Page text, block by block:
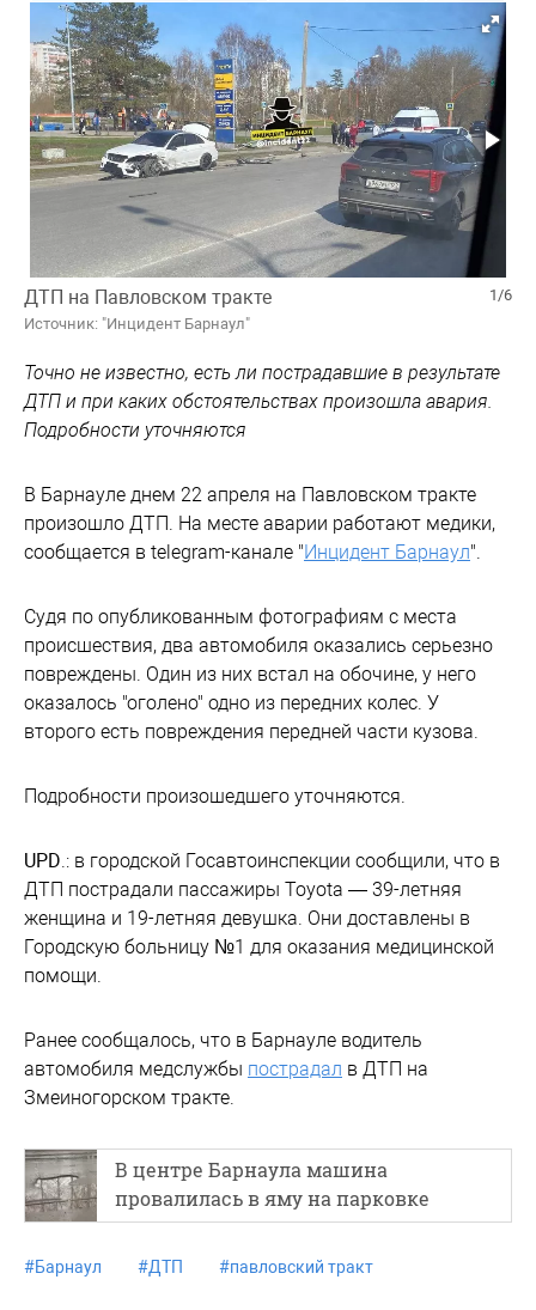
1/6
ДТП на Павловском тракте
Источник: "Инцидент Барнаул"
Точно не известно, есть ли пострадавшие в результате
ДТП и при каких обстоятельствах произошла авария.
Подробности уточняются
В Барнауле днем 22 апреля на Павловском тракте
произошло ДТП. На месте аварии работают медики,
сообщается в telegram-канале "Инцидент Барнаул".
Судя по опубликованным фотографиям с места
происшествия, два автомобиля оказались серьезно
повреждены. Один из них встал на обочине, у него
оказалось "оголено" одно из передних колес. У
второго есть повреждения передней части кузова.
Подробности произошедшего уточняются.
UPD.: в городской Госавтоинспекции сообщили, что в
ДТП пострадали пассажиры Toyota — 39-летняя
женщина и 19-летняя девушка. Они доставлены в
Городскую больницу №1 для оказания медицинской
помощи.
Ранее сообщалось, что в Барнауле водитель
автомобиля медслужбы пострадал в ДТП на
Змеиногорском тракте.
В центре Барнаула машина
провалилась в яму на парковке
#Барнаул #ДТП #павловский тракт